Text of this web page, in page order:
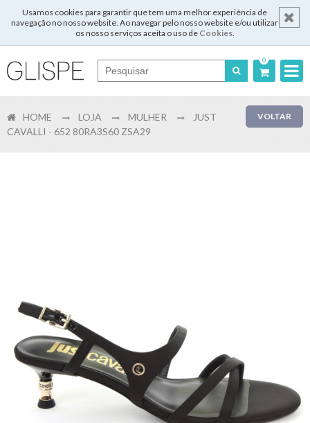
Usamos cookies para garantir que tem uma melhor experiência de
navegação no nosso website. Ao navegar pelo nosso website e/ou utilizar
os nosso serviços aceita o uso de Cookies.
0
English
Carrinho
de
compras
Glispe
VOLTAR
HOME LOJA MULHER
JUST
CAVALLI - 652 80RA3S60 ZSA29